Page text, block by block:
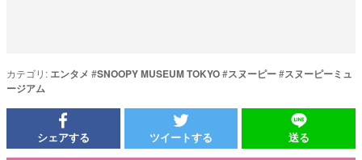
カテゴリ: エンタメ #SNOOPY MUSEUM TOKYO#スヌーピー#スヌーピーミュ
ージアム
シェアする ツイートする 送る